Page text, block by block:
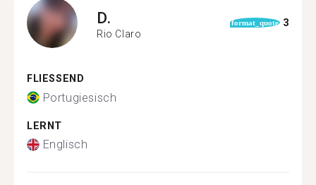
D.
Rio Claro
format_quote 3
FLIESSEND
Portugiesisch
LERNT
Englisch